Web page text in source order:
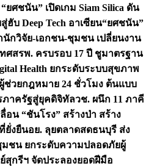
ยศชนัน” เปิดเกม Siam Silica ดัน
บ Deep Tech อาเซียน“ยศชนัน”
นักวิจัย-เอกชน-ชุมชน เปลี่ยนงาน
ศสรพ. ครบรอบ 17 ปี ชูมาตรฐาน
Health ยกระดับระบบสุขภาพ
ช่วยกฎหมาย 24 ชั่วโมง ต้นแบบ
ภาครัฐสู่ยุคดิจิทัลวช. ผนึก 11 ภาคี
อน “ชันโรง” สร้างป่า สร้าง
ยั่งยืนอย. ลุยตลาดสดธนบุรี ส่ง
มชน ยกระดับความปลอดภัยผู้
สุกรีฯ จัดประลองยอดฝีมือ